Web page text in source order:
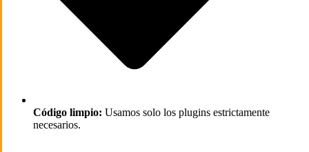
Código limpio: Usamos solo los plugins estrictamente
necesarios.